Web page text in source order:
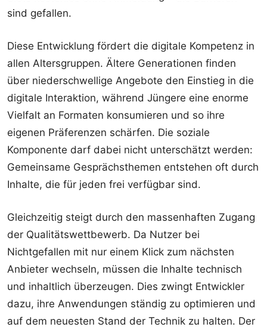
sind gefallen.
Diese Entwicklung fördert die digitale Kompetenz in
allen Altersgruppen. Ältere Generationen finden
über niederschwellige Angebote den Einstieg in die
digitale Interaktion, während Jüngere eine enorme
Vielfalt an Formaten konsumieren und so ihre
eigenen Präferenzen schärfen. Die soziale
Komponente darf dabei nicht unterschätzt werden:
Gemeinsame Gesprächsthemen entstehen oft durch
Inhalte, die für jeden frei verfügbar sind.
Gleichzeitig steigt durch den massenhaften Zugang
der Qualitätswettbewerb. Da Nutzer bei
Nichtgefallen mit nur einem Klick zum nächsten
Anbieter wechseln, müssen die Inhalte technisch
und inhaltlich überzeugen. Dies zwingt Entwickler
dazu, ihre Anwendungen ständig zu optimieren und
auf dem neuesten Stand der Technik zu halten. Der